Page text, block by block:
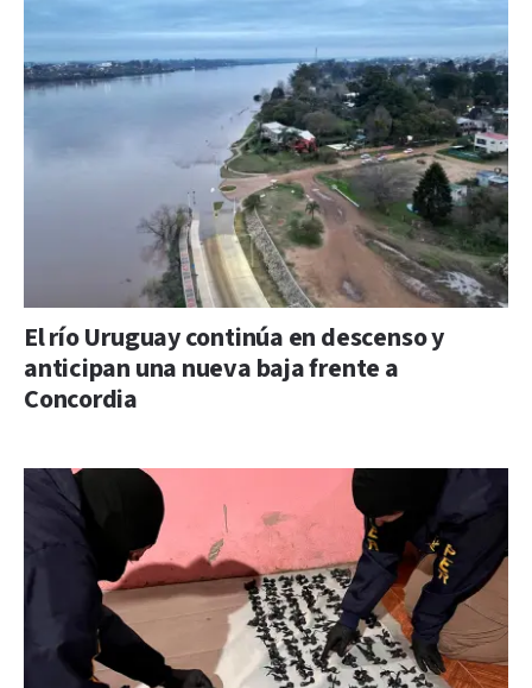
El río Uruguay continúa en descenso y
anticipan una nueva baja frente a
Concordia